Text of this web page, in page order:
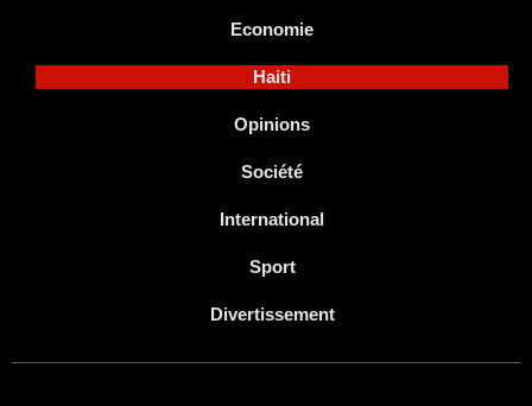
Economie
Haiti
Opinions
Société
International
Sport
Divertissement